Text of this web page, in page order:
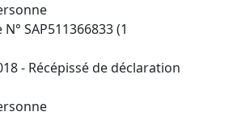
SAP511366833 (1
- Récépissé de déclaration